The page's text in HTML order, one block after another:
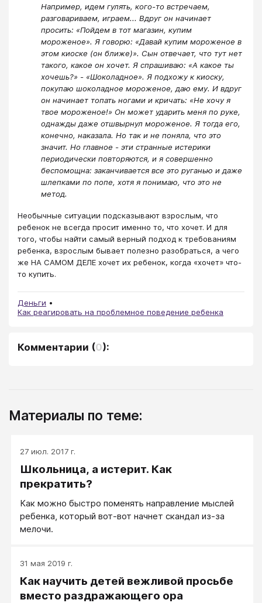
Например, идем гулять, кого-то встречаем,
разговариваем, играем... Вдруг он начинает
просить: «Пойдем в тот магазин, купим
мороженое». Я говорю: «Давай купим мороженое в
этом киоске (он ближе)». Сын отвечает, что тут нет
такого, какое он хочет. Я спрашиваю: «А какое ты
хочешь?» - «Шоколадное». Я подхожу к киоску,
покупаю шоколадное мороженое, даю ему. И вдруг
он начинает топать ногами и кричать: «Не хочу я
твое мороженое!» Он может ударить меня по руке,
однажды даже отшвырнул мороженое. Я тогда его,
конечно, наказала. Но так и не поняла, что это
значит. Но главное - эти странные истерики
периодически повторяются, и я совершенно
беспомощна: заканчивается все это руганью и даже
шлепками по попе, хотя я понимаю, что это не
метод.
Необычные ситуации подсказывают взрослым, что
ребенок не всегда просит именно то, что хочет. И для
того, чтобы найти самый верный подход к требованиям
ребенка, взрослым бывает полезно разобраться, а чего
же НА САМОМ ДЕЛЕ хочет их ребенок, когда «хочет» что-
то купить.
Деньги
Как реагировать на проблемное поведение ребенка
Комментарии (0):
Материалы по теме:
27 июл. 2017 г.
Школьница, а истерит. Как
прекратить?
Как можно быстро поменять направление мыслей
ребенка, который вот-вот начнет скандал из-за
мелочи.
31 мая 2019 г.
Как научить детей вежливой просьбе
вместо раздражающего ора